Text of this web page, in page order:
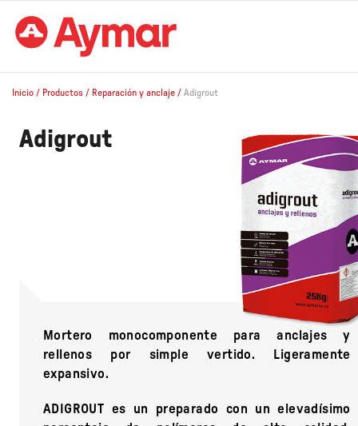
Inicio / Productos / Reparación y anclaje /Adigrout
Adigrout
Mortero monocomponente para anclajes y
rellenos por simple vertido. Ligeramente
expansivo.
ADIGROUT es un preparado con un elevadísimo